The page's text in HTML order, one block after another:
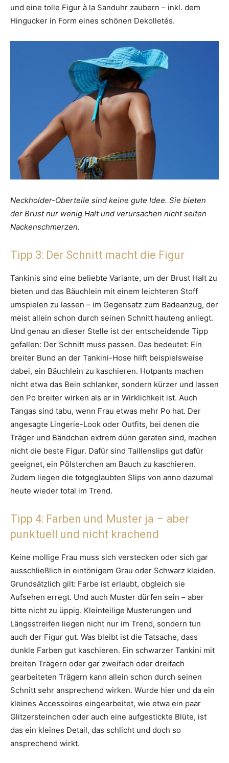
und eine tolle Figur à la Sanduhr zaubern – inkl. dem
Hingucker in Form eines schönen Dekolletés.
Neckholder-Oberteile sind keine gute Idee. Sie bieten
der Brust nur wenig Halt und verursachen nicht selten
Nackenschmerzen.
Tipp 3: Der Schnitt macht die Figur
Tankinis sind eine beliebte Variante, um der Brust Halt zu
bieten und das Bäuchlein mit einem leichteren Stoff
umspielen zu lassen – im Gegensatz zum Badeanzug, der
meist allein schon durch seinen Schnitt hauteng anliegt.
Und genau an dieser Stelle ist der entscheidende Tipp
gefallen: Der Schnitt muss passen. Das bedeutet: Ein
breiter Bund an der Tankini-Hose hilft beispielsweise
dabei, ein Bäuchlein zu kaschieren. Hotpants machen
nicht etwa das Bein schlanker, sondern kürzer und lassen
den Po breiter wirken als er in Wirklichkeit ist. Auch
Tangas sind tabu, wenn Frau etwas mehr Po hat. Der
angesagte Lingerie-Look oder Outfits, bei denen die
Träger und Bändchen extrem dünn geraten sind, machen
nicht die beste Figur. Dafür sind Taillenslips gut dafür
geeignet, ein Pölsterchen am Bauch zu kaschieren.
Zudem liegen die totgeglaubten Slips von anno dazumal
heute wieder total im Trend.
Tipp 4: Farben und Muster ja – aber
punktuell und nicht krachend
Keine mollige Frau muss sich verstecken oder sich gar
ausschließlich in eintönigem Grau oder Schwarz kleiden.
Grundsätzlich gilt: Farbe ist erlaubt, obgleich sie
Aufsehen erregt. Und auch Muster dürfen sein – aber
bitte nicht zu üppig. Kleinteilige Musterungen und
Längsstreifen liegen nicht nur im Trend, sondern tun
auch der Figur gut. Was bleibt ist die Tatsache, dass
dunkle Farben gut kaschieren. Ein schwarzer Tankini mit
breiten Trägern oder gar zweifach oder dreifach
gearbeiteten Trägern kann allein schon durch seinen
Schnitt sehr ansprechend wirken. Wurde hier und da ein
kleines Accessoires eingearbeitet, wie etwa ein paar
Glitzersteinchen oder auch eine aufgestickte Blüte, ist
das ein kleines Detail, das schlicht und doch so
ansprechend wirkt.